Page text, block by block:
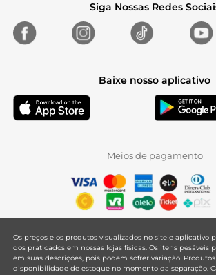
Siga Nossas Redes
Baixe nosso aplicativo
Meios de pagamento
Os preços e os produtos visualizados no site e aplicativo
dos praticados em nossas lojas físicas. Os itens pesáveis
em suas descrições, pois podem sofrer variação.
disponibilidade de estoque no momento da separação.